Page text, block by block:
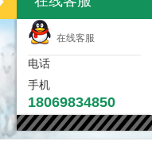
在线客服
电话
手机
18069834850